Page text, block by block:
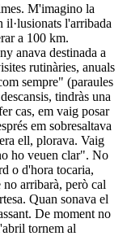
M'imagino la
il·lusionats l'arribada
a 100 km.
anava destinada a
rutinàries, anuals
sempre" (paraules
tindràs una
cas, em vaig posar
em sobresaltava
ell, plorava. Vaig
ho veuen clar". No
o d'hora tocaria,
arribarà, però cal
Quan sonava el
De moment no
tornem al